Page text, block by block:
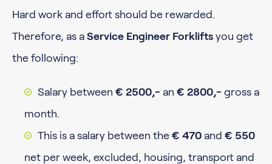
Hard work and effort should be rewarded.
Therefore, as a Service Engineer Forklifts you get
the following:
Salary between € 2500,- an € 2800,- gross a
month.
This is a salary between the € 470 and € 550
net per week, excluded, housing, transport and